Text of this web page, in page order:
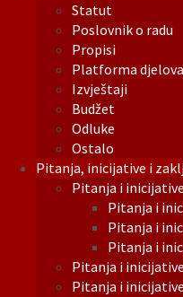
Statut
Poslovnik o radu
Propisi
Platforma
Izvještaji
Budžet
Odluke
Ostalo
Pitanja, inicijative i
Pitanja i
Pitanja i
Pitanja i
Pitanja i
Pitanja i
Pitanja i